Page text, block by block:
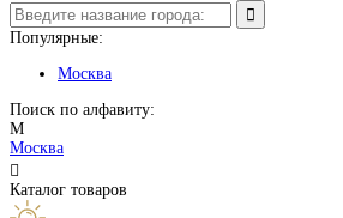
Популярные:
Москва
Поиск по алфавиту:
М
Москва

Каталог товаров